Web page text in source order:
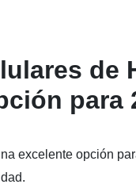
de
para
excelente opción